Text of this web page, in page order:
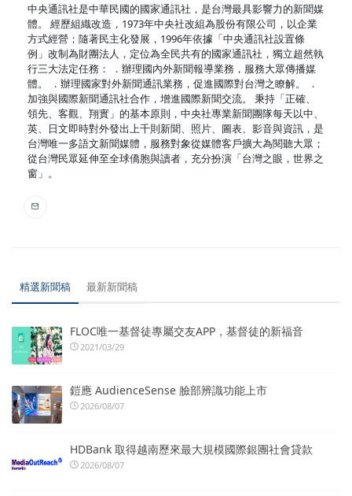
中央通訊社是中華民國的國家通訊社，是台灣最具影響力的新聞媒
體。 經歷組織改造，1973年中央社改組為股份有限公司，以企業
方式經營；隨著民主化發展，1996年依據「中央通訊社設置條
例」改制為財團法人，定位為全民共有的國家通訊社，獨立超然執
行三大法定任務： ．辦理國內外新聞報導業務，服務大眾傳播媒
體。 ．辦理國家對外新聞通訊業務，促進國際對台灣之瞭解。 ．
加強與國際新聞通訊社合作，增進國際新聞交流。 秉持「正確、
領先、客觀、翔實」的基本原則，中央社專業新聞團隊每天以中、
英、日文即時對外發出上千則新聞、照片、圖表、影音與資訊，是
台灣唯一多語文新聞媒體，服務對象從媒體客戶擴大為閱聽大眾；
從台灣民眾延伸至全球僑胞與讀者，充分扮演「台灣之眼，世界之
窗」。
精選新聞稿 最新新聞稿
FLOC唯一基督徒專屬交友APP，基督徒的新福音
2021/03/29
鎧應 AudienceSense 臉部辨識功能上市
2026/08/07
HDBank 取得越南歷來最大規模國際銀團社會貸款
2026/08/07